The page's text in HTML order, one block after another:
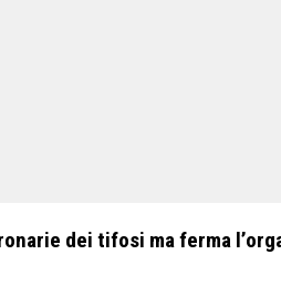
dei tifosi ma ferma